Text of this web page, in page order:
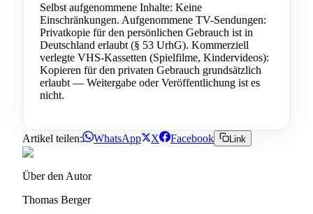
Selbst aufgenommene Inhalte: Keine
Einschränkungen. Aufgenommene TV-Sendungen:
Privatkopie für den persönlichen Gebrauch ist in
Deutschland erlaubt (§ 53 UrhG). Kommerziell
verlegte VHS-Kassetten (Spielfilme, Kindervideos):
Kopieren für den privaten Gebrauch grundsätzlich
erlaubt — Weitergabe oder Veröffentlichung ist es
nicht.
Artikel teilen: WhatsApp X Facebook Link
Über den Autor
Thomas Berger